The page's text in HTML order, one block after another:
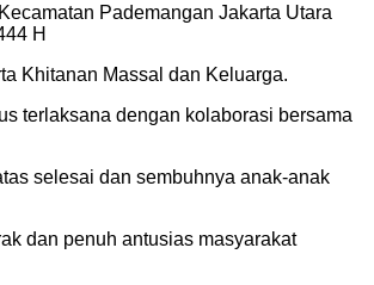
Pademangan Jakarta Utara
H
Khitanan Massal dan Keluarga.
terlaksana dengan kolaborasi bersama
selesai dan sembuhnya anak-anak
dan penuh antusias masyarakat